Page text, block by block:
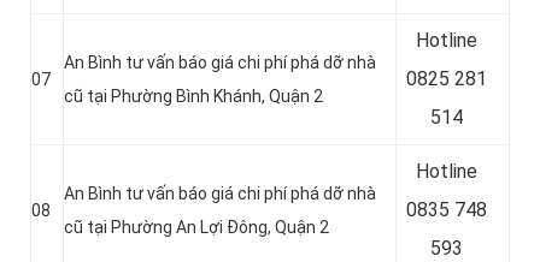
07
An Bình tư vấn báo giá chi phí phá dỡ nhà
cũ tại Phường Bình Khánh, Quận 2
Hotline
0825 281
514
08
An Bình tư vấn báo giá chi phí phá dỡ nhà
cũ tại Phường An Lợi Đông, Quận 2
Hotline
0835 748
593